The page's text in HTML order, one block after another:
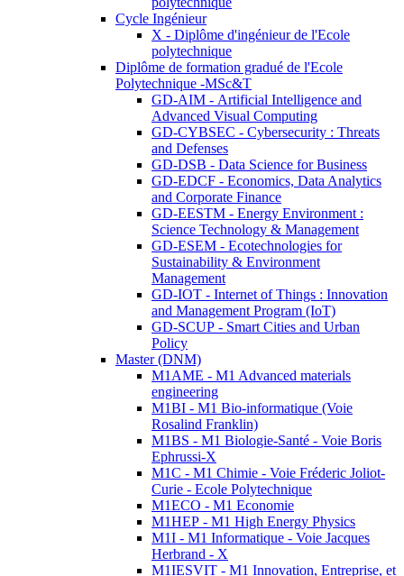
Cycle Ingénieur
X - Diplôme d'ingénieur de l'Ecole
polytechnique
Diplôme de formation gradué de l'Ecole
Polytechnique -MSc&T
GD-AIM - Artificial Intelligence and
Advanced Visual Computing
GD-CYBSEC - Cybersecurity : Threats
and Defenses
GD-DSB - Data Science for Business
GD-EDCF - Economics, Data Analytics
and Corporate Finance
GD-EESTM - Energy Environment :
Science Technology & Management
GD-ESEM - Ecotechnologies for
Sustainability & Environment
Management
GD-IOT - Internet of Things : Innovation
and Management Program (IoT)
GD-SCUP - Smart Cities and Urban
Policy
Master (DNM)
M1AME - M1 Advanced materials
engineering
M1BI - M1 Bio-informatique (Voie
Rosalind Franklin)
M1BS - M1 Biologie-Santé - Voie Boris
Ephrussi-X
M1C - M1 Chimie - Voie Fréderic Joliot-
Curie - Ecole Polytechnique
M1ECO - M1 Economie
M1HEP - M1 High Energy Physics
M1I - M1 Informatique - Voie Jacques
Herbrand - X
M1IESVIT - M1 Innovation, Entreprise, et